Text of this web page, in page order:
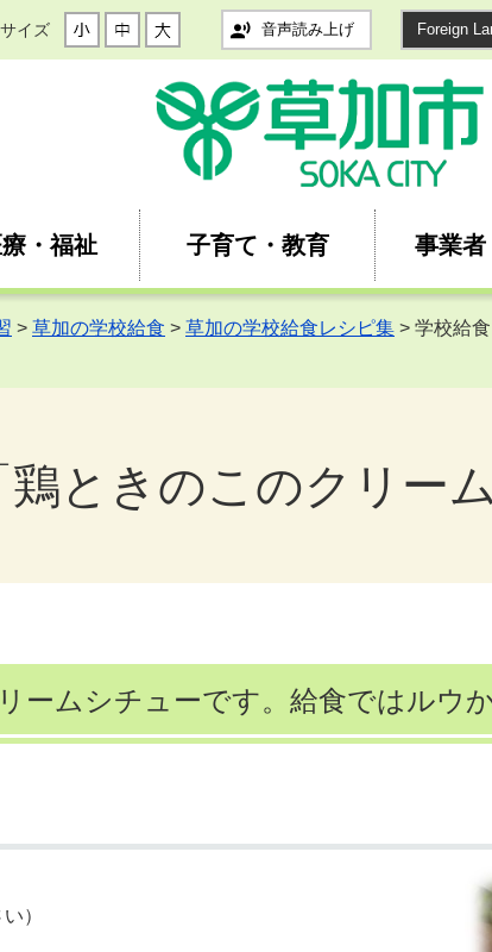
イズ 音声読み上げ Foreign
・福祉 子育て・教育 事業
> 草加の学校給食 > 草加の学校給食レシピ集 > 学校給
ときのこのクリー
ームシチューです。給食ではルウ
）